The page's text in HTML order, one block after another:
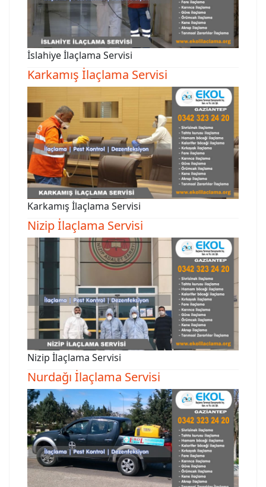
İslahiye İlaçlama Servisi
Karkamış İlaçlama Servisi
Karkamış İlaçlama Servisi
Nizip İlaçlama Servisi
Nizip İlaçlama Servisi
Nurdağı İlaçlama Servisi